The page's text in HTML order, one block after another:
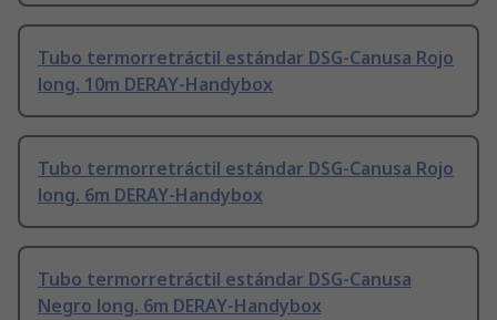
Tubo termorretráctil estándar DSG-Canusa Rojo
long. 10m DERAY-Handybox
Tubo termorretráctil estándar DSG-Canusa Rojo
long. 6m DERAY-Handybox
Tubo termorretráctil estándar DSG-Canusa
Negro long. 6m DERAY-Handybox